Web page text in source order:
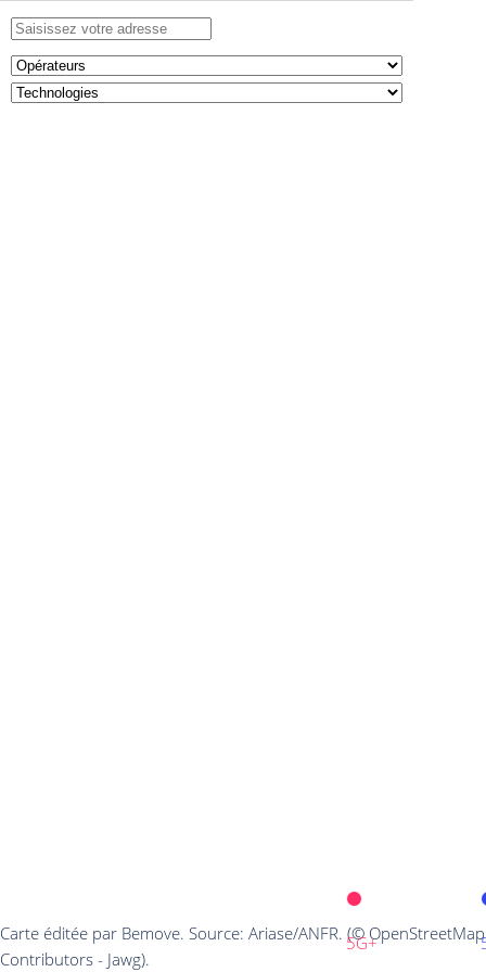
5G+
Carte éditée par Bemove. Source: Ariase/ANFR. (© OpenStreetMap
Contributors - Jawg).